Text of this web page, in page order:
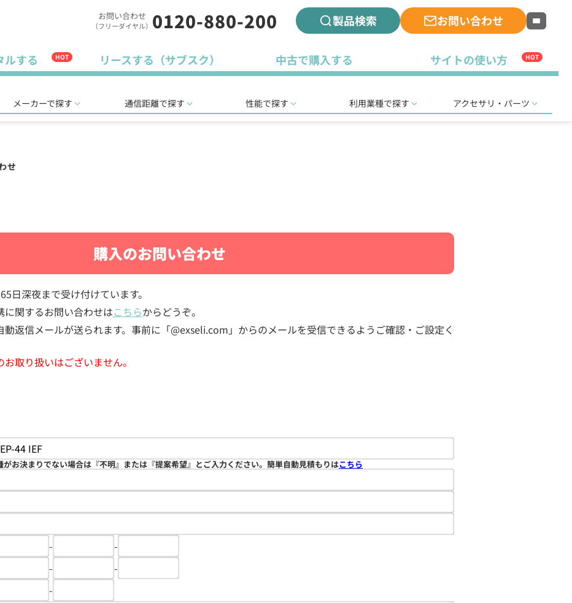
お問い合わせ
（フリーダイヤル） 0120-880-200 製品検索 お問い合わせ
ルする HOT リースする（サブスク） 中古で購入する サイトの使い方 HOT
メーカーで探す 通信距離で探す 性能で探す 利用業種で探す アクセサリ・パーツ
せ
購入のお問い合わせ
日深夜まで受け付けています。
関するお問い合わせはこちらからどうぞ。
返信メールが送られます。事前に「@exseli.com」からのメールを受信できるようご確認・ご設定く
取り扱いはございません。
がお決まりでない場合は『不明』または『提案希望』とご入力ください。簡単自動見積もりはこちら
-
-
-
-
-